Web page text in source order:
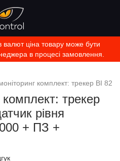
валют ціна товару може бути
в процесі замовлення.
комплект: трекер BI 820
трекер
рівня
+ ПЗ +